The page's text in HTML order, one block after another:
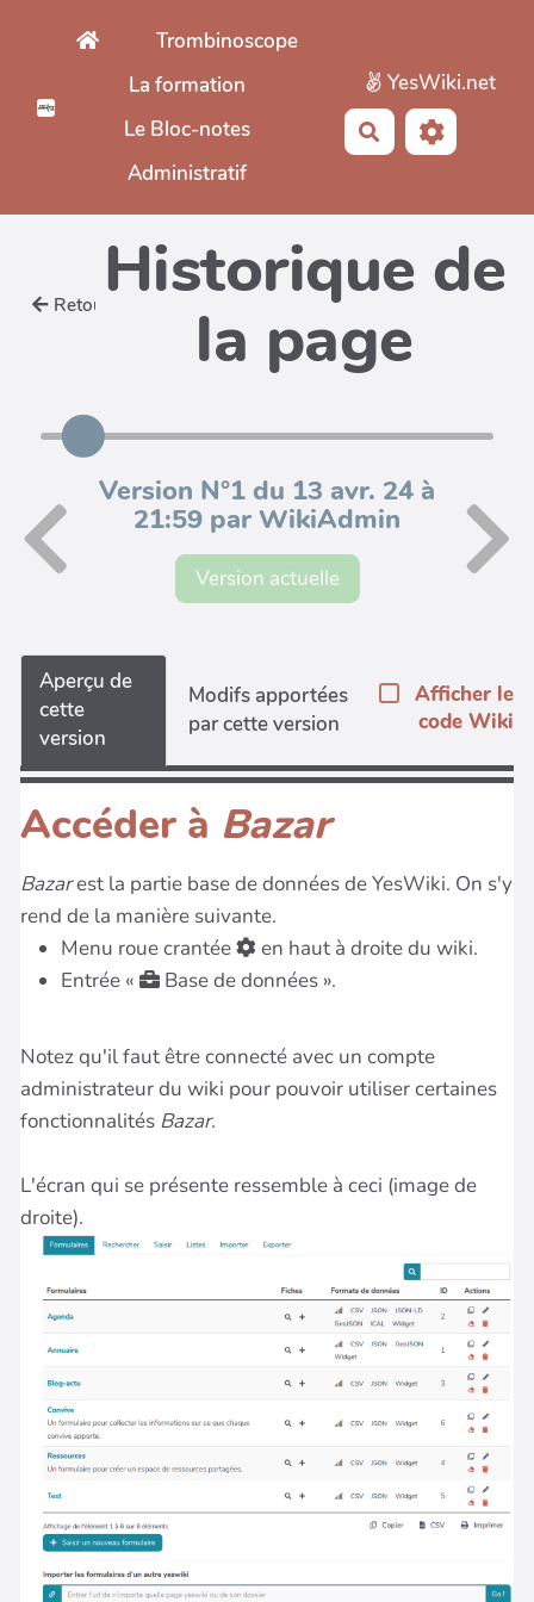
Aller au contenu principal
Trombinoscope
La formation
Le Bloc-notes
Administratif
YesWiki.net
Rechercher
Retour Historique de
la page
Version N°1 du 13 avr. 24 à
21:59 par WikiAdmin
Version actuelle
Aperçu de
cette
version
Modifs apportées
par cette version
Afficher le
code Wiki